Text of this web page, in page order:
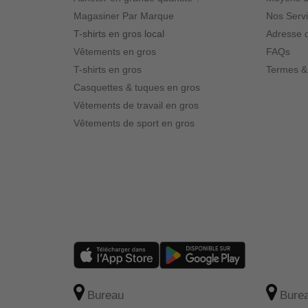
Roly (2)
Sportsman (10)
Team 365 (55)
Valucap (9)
YP Classics (24)
Magasiner Par Marque
T-shirts en gros local
Vêtements en gros
T-shirts en gros
Casquettes & tuques en gros
Vêtements de travail en gros
Vêtements de sport en gros
Nos
Adresse
FAQs
Termes
Bureau